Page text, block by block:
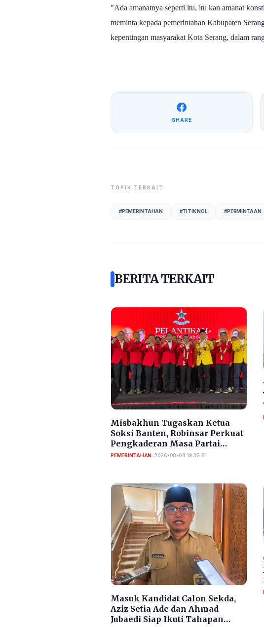
"Ada amanatnya seperti itu, itu kan amanat
meminta kepada pemerintahan Kabupaten
kepentingan masyarakat Kota Serang, dalam
SHARE
TOPIK TERKAIT
#PEMERINTAHAN #TITIK NOL #PERMINTAAN
BERITA TERKAIT
Misbakhun Tugaskan Ketua
Soksi Banten, Robinsar Perkuat
Pengkaderan Masa Partai
Golkar
PEMERINTAHAN•2026-08-08 19:35:51
Masuk Kandidat Calon Sekda,
Aziz Setia Ade dan Ahmad
Jubaedi Siap Ikuti Tahapan